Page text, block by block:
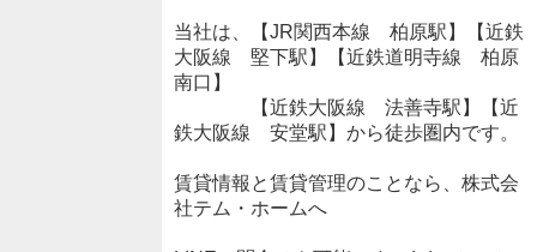
当社は、【JR関西本線 柏原駅】【近鉄
大阪線 堅下駅】【近鉄道明寺線 柏原
南口】
【近鉄大阪線 法善寺駅】【近
鉄大阪線 安堂駅】から徒歩圏内です。
賃貸情報と賃貸管理のことなら、株式会
社テム・ホームへ